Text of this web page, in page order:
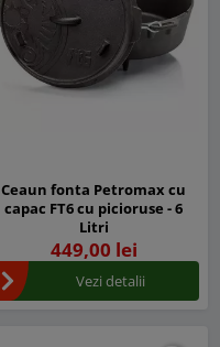
Ceaun fonta Petromax cu
capac FT6 cu picioruse - 6
Litri
449,00 lei
Vezi detalii